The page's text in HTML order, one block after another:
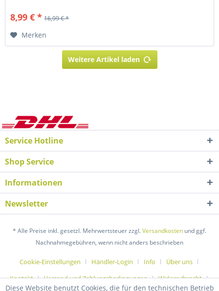
8,99 € * 16,99 € *
Merken
Weitere Artikel laden
Service Hotline
Shop Service
Informationen
Newsletter
* Alle Preise inkl. gesetzl. Mehrwertsteuer zzgl.Versandkosten und ggf.
Nachnahmegebühren, wenn nicht anders beschrieben
Cookie-Einstellungen Händler-Login Info
Über uns
Kontakt
Versand und Zahlungsbedingungen
Widerrufsrecht
Diese Website benutzt Cookies, die für den technischen Betrieb